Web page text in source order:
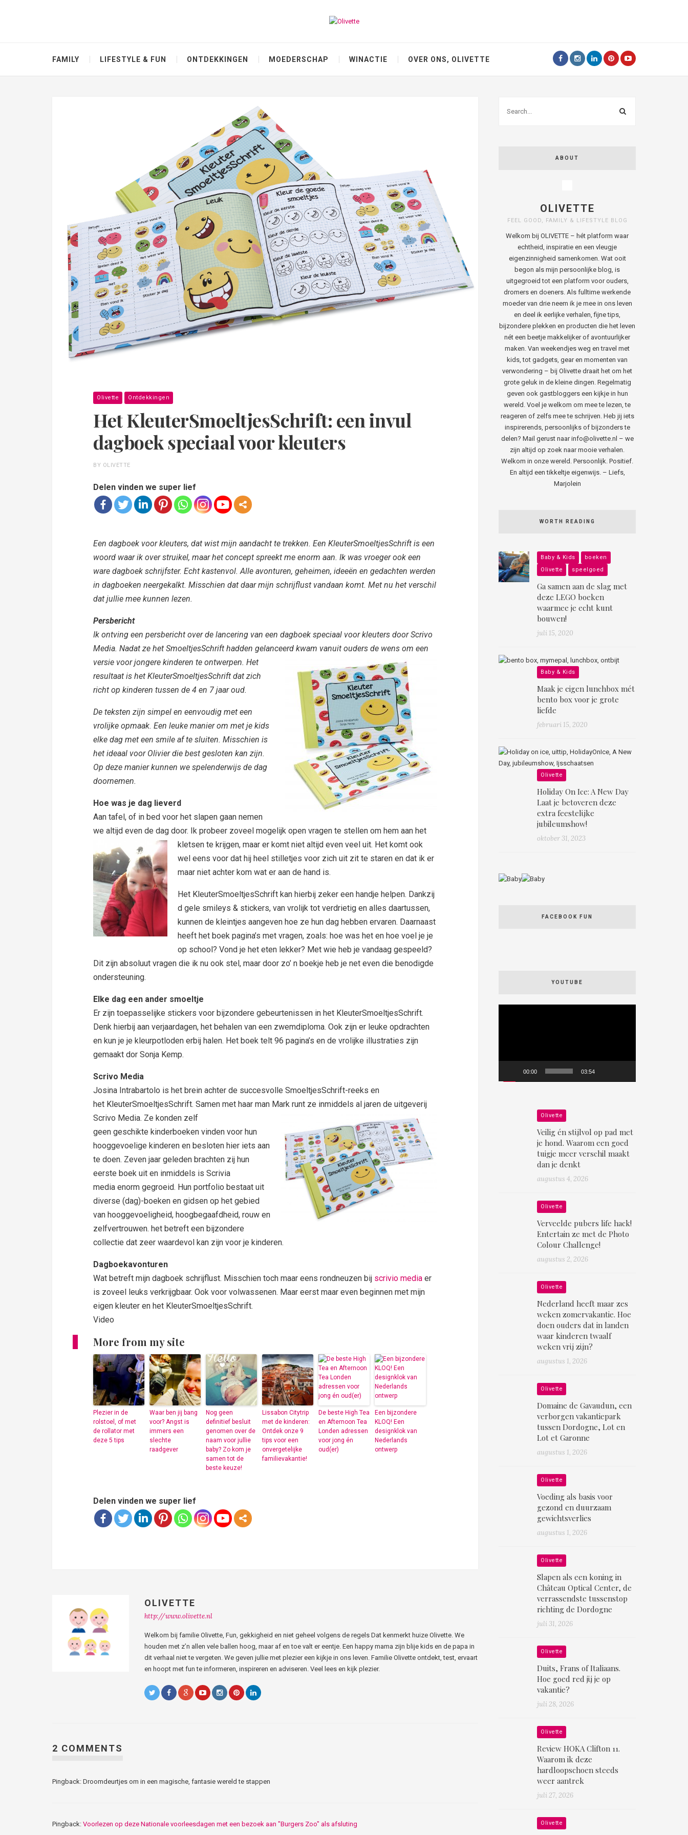
FAMILY LIFESTYLE & FUN ONTDEKKINGEN MOEDERSCHAP WINACTIE OVER ONS, OLIVETTE
Olivette Ontdekkingen
Het KleuterSmoeltjesSchrift: een invul
dagboek speciaal voor kleuters
BY OLIVETTE
Delen vinden we super lief
Een dagboek voor kleuters, dat wist mijn aandacht te trekken. Een KleuterSmoeltjesSchrift is een
woord waar ik over struikel, maar het concept spreekt me enorm aan. Ik was vroeger ook een
ware dagboek schrijfster. Echt kastenvol. Alle avonturen, geheimen, ideeën en gedachten werden
in dagboeken neergekalkt. Misschien dat daar mijn schrijflust vandaan komt. Met nu het verschil
dat jullie mee kunnen lezen.
Persbericht
Ik ontving een persbericht over de lancering van een dagboek speciaal voor kleuters door Scrivo
Media. Nadat ze het SmoeltjesSchrift hadden gelanceerd kwam vanuit ouders de wens om een
versie voor jongere kinderen te ontwerpen. Het
resultaat is het KleuterSmoeltjesSchrift dat zich
richt op kinderen tussen de 4 en 7 jaar oud.
De teksten zijn simpel en eenvoudig met een
vrolijke opmaak. Een leuke manier om met je kids
elke dag met een smile af te sluiten. Misschien is
het ideaal voor Olivier die best gesloten kan zijn.
Op deze manier kunnen we spelenderwijs de dag
doornemen.
Hoe was je dag lieverd
Aan tafel, of in bed voor het slapen gaan nemen
we altijd even de dag door. Ik probeer zoveel mogelijk open vragen te stellen om hem aan het
kletsen te krijgen, maar er komt niet altijd even veel uit. Het komt ook
wel eens voor dat hij heel stilletjes voor zich uit zit te staren en dat ik er
maar niet achter kom wat er aan de hand is.
Het KleuterSmoeltjesSchrift kan hierbij zeker een handje helpen. Dankzij
d gele smileys & stickers, van vrolijk tot verdrietig en alles daartussen,
kunnen de kleintjes aangeven hoe ze hun dag hebben ervaren. Daarnaast
heeft het boek pagina’s met vragen, zoals: hoe was het en hoe voel je je
op school? Vond je het eten lekker? Met wie heb je vandaag gespeeld?
Dit zijn absoluut vragen die ik nu ook stel, maar door zo’ n boekje heb je net even die benodigde
ondersteuning.
Elke dag een ander smoeltje
Er zijn toepasselijke stickers voor bijzondere gebeurtenissen in het KleuterSmoeltjesSchrift.
Denk hierbij aan verjaardagen, het behalen van een zwemdiploma. Ook zijn er leuke opdrachten
en kun je je kleurpotloden erbij halen. Het boek telt 96 pagina’s en de vrolijke illustraties zijn
gemaakt dor Sonja Kemp.
Scrivo Media
Josina Intrabartolo is het brein achter de succesvolle SmoeltjesSchrift-reeks en
het KleuterSmoeltjesSchrift. Samen met haar man Mark runt ze inmiddels al jaren de uitgeverij
Scrivo Media. Ze konden zelf
geen geschikte kinderboeken vinden voor hun
hooggevoelige kinderen en besloten hier iets aan
te doen. Zeven jaar geleden brachten zij hun
eerste boek uit en inmiddels is Scrivia
media enorm gegroeid. Hun portfolio bestaat uit
diverse (dag)-boeken en gidsen op het gebied
van hooggevoeligheid, hoogbegaafdheid, rouw en
zelfvertrouwen. het betreft een bijzondere
collectie dat zeer waardevol kan zijn voor je kinderen.
Dagboekavonturen
Wat betreft mijn dagboek schrijflust. Misschien toch maar eens rondneuzen bij scrivio media er
is zoveel leuks verkrijgbaar. Ook voor volwassenen. Maar eerst maar even beginnen met mijn
eigen kleuter en het KleuterSmoeltjesSchrift.
Video
More from my site
Plezier in de
rolstoel, of met
de rollator met
deze 5 tips
Waar ben jij bang
voor? Angst is
immers een
slechte
raadgever
Nog geen
definitief besluit
genomen over de
naam voor jullie
baby? Zo kom je
samen tot de
beste keuze!
Lissabon Citytrip
met de kinderen:
Ontdek onze 9
tips voor een
onvergetelijke
familievakantie!
De beste High Tea
en Afternoon Tea
Londen adressen
voor jong én
oud(er)
Een bijzondere
KLOQ! Een
designklok van
Nederlands
ontwerp
Delen vinden we super lief
OLIVETTE
http://www.olivette.nl
Welkom bij familie Olivette, Fun, gekkigheid en niet geheel volgens de regels Dat kenmerkt huize Olivette. We
houden met z’n allen vele ballen hoog, maar af en toe valt er eentje. Een happy mama zijn blije kids en de papa in
dit verhaal niet te vergeten. We geven jullie met plezier een kijkje in ons leven. Familie Olivette ontdekt, test, ervaart
en hoopt met fun te informeren, inspireren en adviseren. Veel lees en kijk plezier.
2 COMMENTS
Pingback: Droomdeurtjes om in een magische, fantasie wereld te stappen
Pingback: Voorlezen op deze Nationale voorleesdagen met een bezoek aan "Burgers Zoo" als afsluting
ABOUT
OLIVETTE
FEEL GOOD, FAMILY & LIFESTYLE BLOG
Welkom bij OLIVETTE – hét platform waar
echtheid, inspiratie en een vleugje
eigenzinnigheid samenkomen. Wat ooit
begon als mijn persoonlijke blog, is
uitgegroeid tot een platform voor ouders,
dromers en doeners. Als fulltime werkende
moeder van drie neem ik je mee in ons leven
en deel ik eerlijke verhalen, fijne tips,
bijzondere plekken en producten die het leven
nét een beetje makkelijker of avontuurlijker
maken. Van weekendjes weg en travel met
kids, tot gadgets, gear en momenten van
verwondering – bij Olivette draait het om het
grote geluk in de kleine dingen. Regelmatig
geven ook gastbloggers een kijkje in hun
wereld. Voel je welkom om mee te lezen, te
reageren of zelfs mee te schrijven. Heb jij iets
inspirerends, persoonlijks of bijzonders te
delen? Mail gerust naar info@olivette.nl – we
zijn altijd op zoek naar mooie verhalen.
Welkom in onze wereld. Persoonlijk. Positief.
En altijd een tikkeltje eigenwijs. – Liefs,
Marjolein
WORTH READING
Baby & Kids
boeken
Olivette
speelgoed
Ga samen aan de slag met
deze LEGO boeken
waarmee je echt kunt
bouwen!
juli 15, 2020
Baby & Kids
Maak je eigen lunchbox mét
bento box voor je grote
liefde
februari 15, 2020
Olivette
Holiday On Ice: A New Day
Laat je betoveren deze
extra feestelijke
jubileumshow!
oktober 31, 2023
FACEBOOK FUN
YOUTUBE
00:00 03:54
Olivette
Veilig én stijlvol op pad met
je hond. Waarom een goed
tuigje meer verschil maakt
dan je denkt
augustus 4, 2026
Olivette
Verveelde pubers life hack!
Entertain ze met de Photo
Colour Challenge!
augustus 2, 2026
Olivette
Nederland heeft maar zes
weken zomervakantie. Hoe
doen ouders dat in landen
waar kinderen twaalf
weken vrij zijn?
augustus 1, 2026
Olivette
Domaine de Gavaudun, een
verborgen vakantiepark
tussen Dordogne, Lot en
Lot et Garonne
augustus 1, 2026
Olivette
Voeding als basis voor
gezond en duurzaam
gewichtsverlies
augustus 1, 2026
Olivette
Slapen als een koning in
Château Optical Center, de
verrassendste tussenstop
richting de Dordogne
juli 31, 2026
Olivette
Duits, Frans of Italiaans.
Hoe goed red jij je op
vakantie?
juli 28, 2026
Olivette
Review HOKA Clifton 11.
Waarom ik deze
hardloopschoen steeds
weer aantrek
juli 27, 2026
Olivette